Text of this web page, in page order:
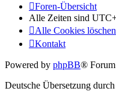
Foren-Übersicht
Alle Zeiten sind
Alle Cookies löschen
Kontakt
Powered by phpBB®
Deutsche Übersetzung durch